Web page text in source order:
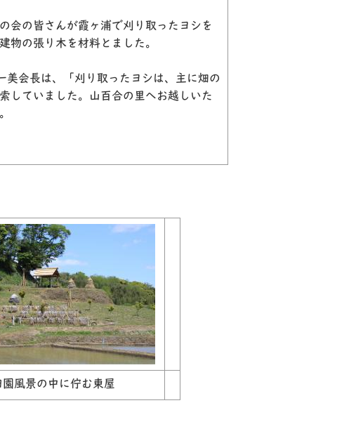
会の皆さんが霞ヶ浦で刈り取ったヨシを
物の張り木を材料とました。
会長は、「刈り取ったヨシは、主に畑の
していました。山百合の里へお越しいた
園風景の中に佇む東屋